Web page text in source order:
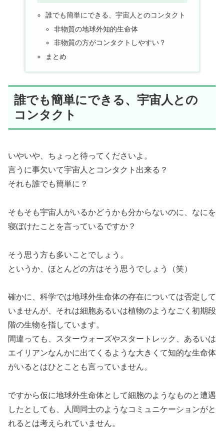
誰でも簡単にできる、宇宙人とのコンタクト
非物質の地球外知的生命体
非物質の方がコンタクトしやすい？
まとめ
誰でも簡単にできる、宇宙人との
コンタクト
いやいや、ちょっと待ってくださいよ。
言うに事欠いて宇宙人とコンタクト出来る？
それも誰でも簡単に？
そもそも宇宙人がいるかどうかも分からないのに、なにを
寝ぼけたことを言っているですか？
そう思う方も多いことでしょう。
というか、ほとんどの方はそう思うでしょう（笑）
確かに、科学では地球外生命体の存在については否定して
いませんが、それは細胞あるいは植物のようなごく初期段
階の生物を指しています。
間違っても、スターウォーズやスタートレック、あるいは
エイリアンなんかに出てくるような大きくて知的な生命体
がいるとはひとことも言っていません。
ですから仮に地球外生命体として細胞のようなものと遭遇
したとしても、人間同士のようなコミュニケーションがと
れるとは考えられていません。